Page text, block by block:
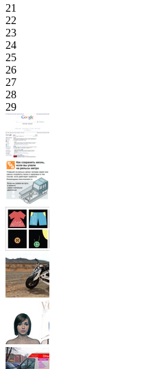
21
22
23
24
25
26
27
28
29